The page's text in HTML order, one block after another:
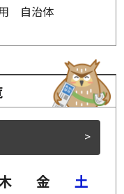
自治体
>
金
土